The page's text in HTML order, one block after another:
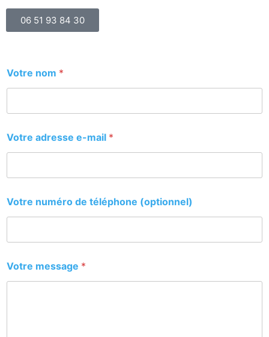
06 51 93 84 30
Votre nom *
Votre adresse e-mail *
Votre numéro de téléphone (optionnel)
Votre message *